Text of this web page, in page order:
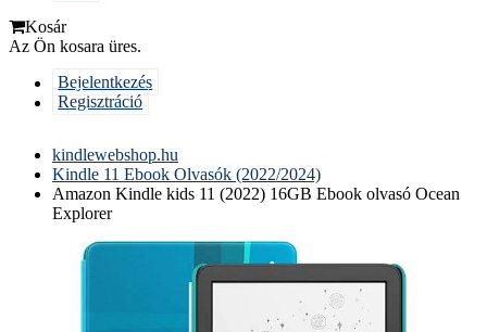
Kosár
Az Ön kosara üres.
Bejelentkezés
Regisztráció
kindlewebshop.hu
Kindle 11 Ebook Olvasók (2022/2024)
Amazon Kindle kids 11 (2022) 16GB Ebook olvasó Ocean
Explorer